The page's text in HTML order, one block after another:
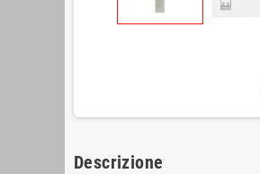
Descrizione